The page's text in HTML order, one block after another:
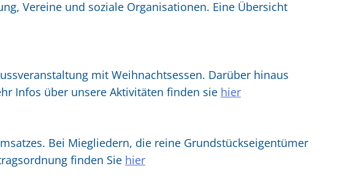
Vereine und soziale Organisationen. Eine Übersicht
mit Weihnachtsessen. Darüber hinaus
Infos über unsere Aktivitäten finden sie hier
Bei Miegliedern, die reine Grundstückseigentümer
finden Sie hier